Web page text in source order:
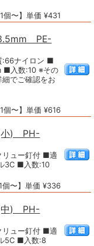
1個〜】単価 ¥431
PE-
:66ナイロン ■
■入数:10 ※その
でご確認をお
1個〜】単価 ¥616
(小) PH-
リュー釘付 ■適
3C ■入数:10
1個〜】単価 ¥336
(中) PH-
リュー釘付 ■適
5C ■入数:8